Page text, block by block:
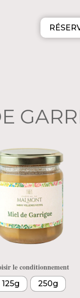
le conditionnement
125g 250g